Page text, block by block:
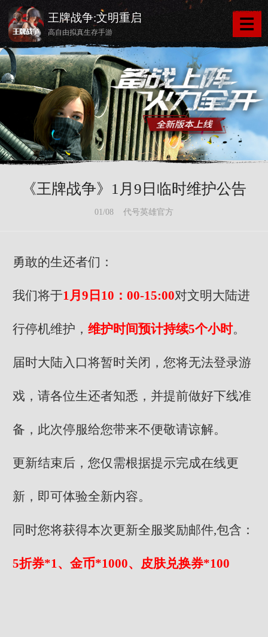
王牌战争:文明重启
高自由拟真生存手游
《王牌战争》1月9日临时维护公告
01/08 代号英雄官方
勇敢的生还者们：
我们将于1月9日10：00-15:00对文明大陆进
行停机维护， 维护时间预计持续5个小时。
届时大陆入口将暂时关闭，您将无法登录游
戏，请各位生还者知悉，并提前做好下线准
备，此次停服给您带来不便敬请谅解。
更新结束后，您仅需根据提示完成在线更
新，即可体验全新内容。
同时您将获得本次更新全服奖励邮件,包含：
5折券*1、金币*1000、皮肤兑换券*100